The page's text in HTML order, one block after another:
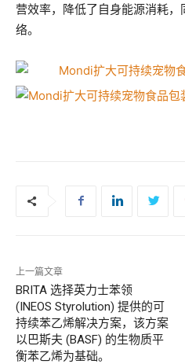
营效率，降低了自身能源消耗
络。
上一篇文章
BRITA 选择英力士苯领
(INEOS Styrolution) 提供的可
持续苯乙烯解决方案，该方案
以巴斯夫 (BASF) 的生物质平
衡苯乙烯为基础。